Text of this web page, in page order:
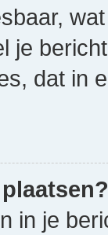
je
dat in
in je